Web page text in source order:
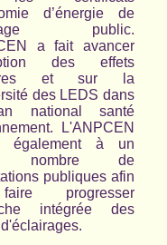
d’énergie de
public.
a fait avancer
des effets
et sur la
des LEDS dans
national santé
L'ANPCEN
également à un
nombre de
publiques afin
progresser
intégrée des